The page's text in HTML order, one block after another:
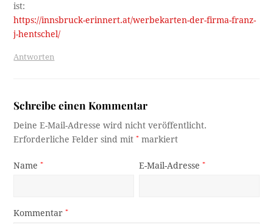
ist:
https://innsbruck-erinnert.at/werbekarten-der-firma-franz-
j-hentschel/
Antworten
Schreibe einen Kommentar
Deine E-Mail-Adresse wird nicht veröffentlicht.
Erforderliche Felder sind mit* markiert
Name* E-Mail-Adresse*
Kommentar*